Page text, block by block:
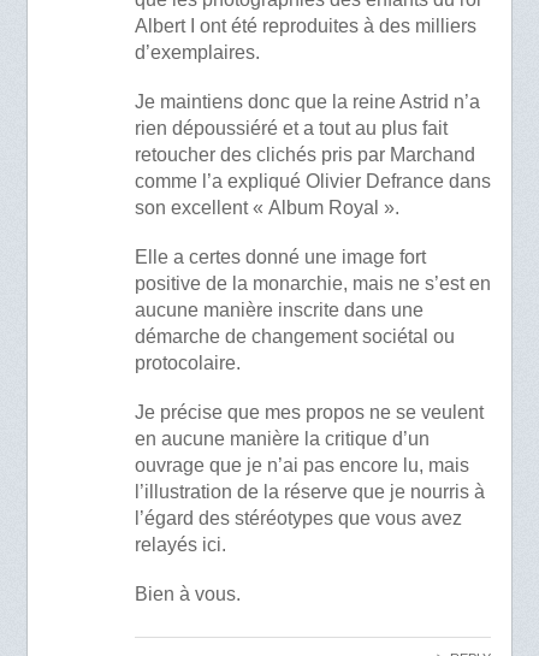
Albert I ont été reproduites à des milliers
d’exemplaires.
Je maintiens donc que la reine Astrid n’a
rien dépoussiéré et a tout au plus fait
retoucher des clichés pris par Marchand
comme l’a expliqué Olivier Defrance dans
son excellent « Album Royal ».
Elle a certes donné une image fort
positive de la monarchie, mais ne s’est en
aucune manière inscrite dans une
démarche de changement sociétal ou
protocolaire.
Je précise que mes propos ne se veulent
en aucune manière la critique d’un
ouvrage que je n’ai pas encore lu, mais
l’illustration de la réserve que je nourris à
l’égard des stéréotypes que vous avez
relayés ici.
Bien à vous.